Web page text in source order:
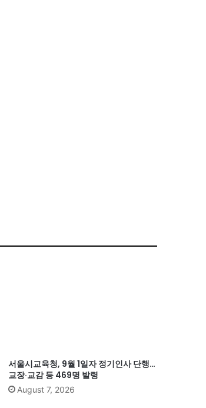
서울시교육청, 9월 1일자 정기인사 단행…
교장·교감 등 469명 발령
August 7, 2026